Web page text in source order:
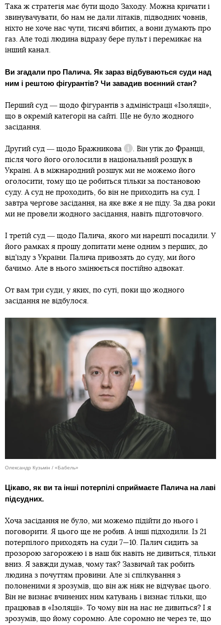
Така ж стратегія має бути щодо Заходу. Можна кричати і
звинувачувати, бо нам не дали літаків, підводних човнів,
ніхто не хоче нас чути, тисячі вбитих, а вони думають про
газ. Але тоді людина відразу бере пульт і перемикає на
інший канал.
Ви згадали про Палича. Як зараз відбуваються суди над
ним і рештою фігурантів? Чи завадив воєнний стан?
Перший суд ― щодо фігурантів з адміністрації «Ізоляції»,
що в окремій категорії на сайті. Ще не було жодного
засідання.
Другий суд ― щодо Бражникова
Довідка
. Він утік до Франції,
після чого його оголосили в національний розшук в
Україні. А в міжнародний розшук ми не можемо його
оголосити, тому що це робиться тільки за постановою
суду. А суд не проходить, бо він не приходить на суд. І
завтра чергове засідання, на яке вже я не піду. За два роки
ми не провели жодного засідання, навіть підготовчого.
І третій суд ― щодо Палича, якого ми нарешті посадили. У
його рамках я прошу допитати мене одним з перших, до
від’їзду з України. Палича привозять до суду, ми його
бачимо. Але в нього змінюється постійно адвокат.
От вам три суди, у яких, по суті, поки що жодного
засідання не відбулося.
Олександр Кузьмін / «Бабель»
Цікаво, як ви та інші потерпілі сприймаєте Палича на лаві
підсудних.
Хоча засідання не було, ми можемо підійти до нього і
поговорити. Я цього ще не робив. А інші підходили. Із 21
потерпілого приходять на суди 7—10. Палич сидить за
прозорою загорожею і в наш бік навіть не дивиться, тільки
вниз. Я завжди думав, чому так? Зазвичай так робить
людина з почуттям провини. Але зі спілкування з
полоненими я зрозумів, що він аж ніяк не відчуває цього.
Він не визнає вчинених ним катувань і визнає тільки, що
працював в «Ізоляції». То чому він на нас не дивиться? І я
зрозумів, що йому соромно. Але соромно не через те, що